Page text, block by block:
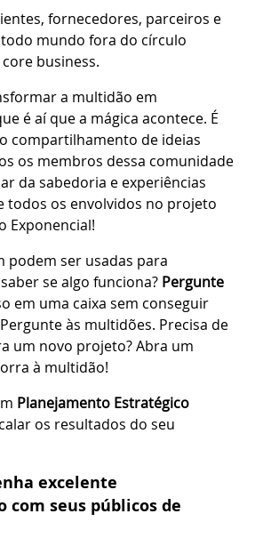
fornecedores, parceiros e
mundo fora do círculo
business.
a multidão em
é aí que a mágica acontece. É
compartilhamento de ideias
os membros dessa comunidade
da sabedoria e experiências
todos os envolvidos no projeto
Exponencial!
podem ser usadas para
se algo funciona? Pergunte
em uma caixa sem conseguir
às multidões. Precisa de
um novo projeto? Abra um
à multidão!
Planejamento Estratégico
os resultados do seu
excelente
com seus públicos de